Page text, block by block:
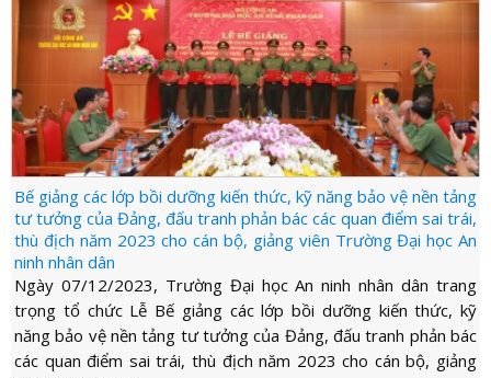
Bế giảng các lớp bồi dưỡng kiến thức, kỹ năng bảo vệ nền tảng
tư tưởng của Đảng, đấu tranh phản bác các quan điểm sai trái,
thù địch năm 2023 cho cán bộ, giảng viên Trường Đại học An
ninh nhân dân
Ngày 07/12/2023, Trường Đại học An ninh nhân dân trang
trọng tổ chức Lễ Bế giảng các lớp bồi dưỡng kiến thức, kỹ
năng bảo vệ nền tảng tư tưởng của Đảng, đấu tranh phản bác
các quan điểm sai trái, thù địch năm 2023 cho cán bộ, giảng